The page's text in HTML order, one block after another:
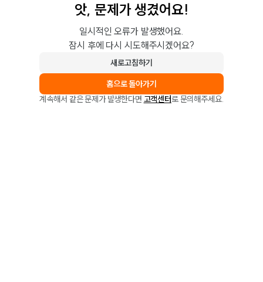
앗, 문제가 생겼어요!
일시적인 오류가 발생했어요.
잠시 후에 다시 시도해주시겠어요?
새로고침하기
홈으로 돌아가기
계속해서 같은 문제가 발생한다면 고객센터로 문의해주세요.